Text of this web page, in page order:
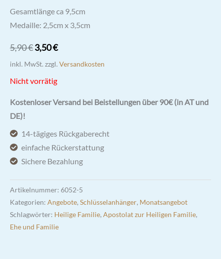
Gesamtlänge ca 9,5cm
Medaille: 2,5cm x 3,5cm
5,90€Ursprünglicher
Preis
war:
3,50€Aktueller
Preis
inkl. MwSt. zzgl. Versandkosten
Nicht vorrätig
Kostenloser Versand bei Beistellungen über 90€ (in AT und
DE)!
14-tägiges Rückgaberecht
einfache Rückerstattung
Sichere Bezahlung
Artikelnummer: 6052-5
Kategorien: Angebote, Schlüsselanhänger, Monatsangebot
Schlagwörter: Heilige Familie, Apostolat zur Heiligen Familie,
Ehe und Familie